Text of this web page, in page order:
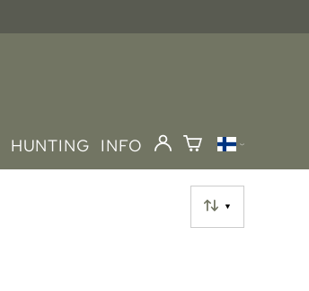
HUNTING INFO
▼